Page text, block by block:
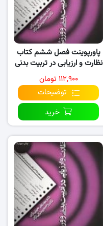
پاورپوینت فصل ششم کتاب
نظارت و ارزیابی در تربیت بدنی
و ورزش
۱۱۲,۹۰۰ تومان
توضیحات
خرید